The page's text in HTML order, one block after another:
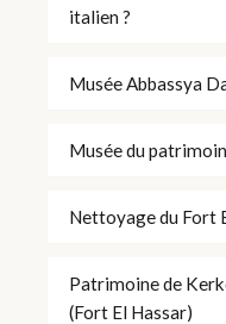
italien ?
Musée Abbassya
Musée du
Nettoyage du Fort
Patrimoine de
(Fort El Hassar)